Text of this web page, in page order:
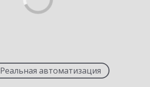
Реальная автоматизация